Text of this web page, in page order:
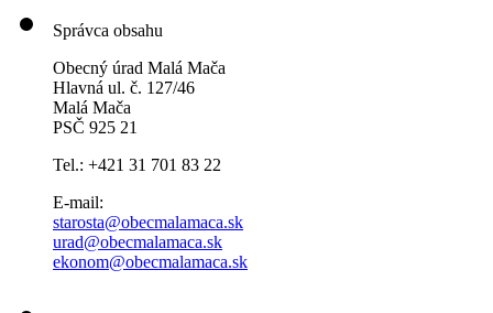
Správca obsahu
Obecný úrad Malá Mača
Hlavná ul. č. 127/46
Malá Mača
PSČ 925 21
Tel.: +421 31 701 83 22
E-mail:
starosta@obecmalamaca.sk
urad@obecmalamaca.sk
ekonom@obecmalamaca.sk